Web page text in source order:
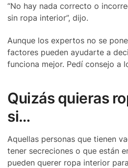
“No hay nada correcto o
sin ropa interior”, dijo.
Aunque los expertos no se
factores pueden ayudarte a
funciona mejor. Pedí consejo a
Quizás quieras
si…
Aquellas personas que tienen
tener secreciones o que están
pueden querer ropa interior